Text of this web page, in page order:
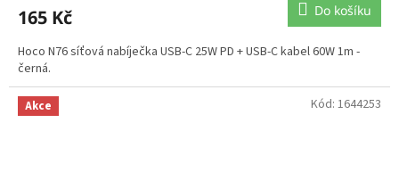
165 Kč Do košíku
Hoco N76 síťová nabíječka USB-C 25W PD + USB-C kabel 60W 1m -
černá.
Akce Kód: 1644253